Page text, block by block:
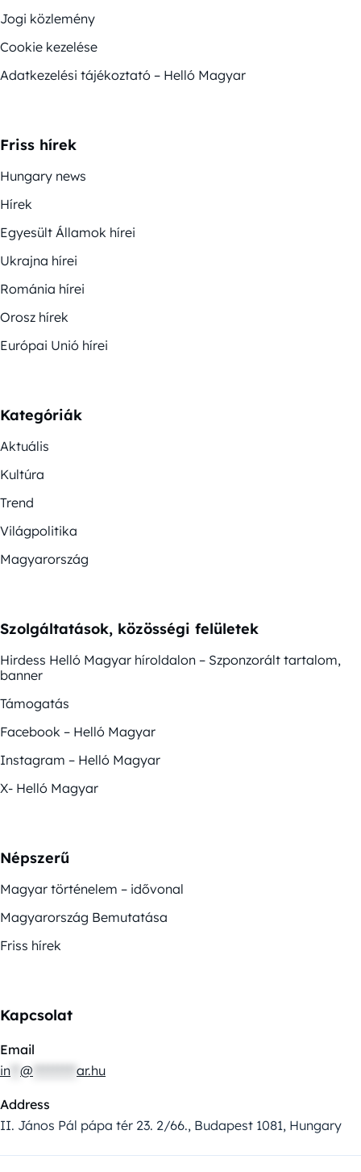
Jogi közlemény
Cookie kezelése
Adatkezelési tájékoztató – Helló Magyar
Friss hírek
Hungary news
Hírek
Egyesült Államok hírei
Ukrajna hírei
Románia hírei
Orosz hírek
Európai Unió hírei
Kategóriák
Aktuális
Kultúra
Trend
Világpolitika
Magyarország
Szolgáltatások, közösségi felületek
Hirdess Helló Magyar híroldalon – Szponzorált tartalom,
banner
Támogatás
Facebook – Helló Magyar
Instagram – Helló Magyar
X- Helló Magyar
Népszerű
Magyar történelem – idővonal
Magyarország Bemutatása
Friss hírek
Kapcsolat
Email
in @ ar.hu
Address
II. János Pál pápa tér 23. 2/66., Budapest 1081, Hungary